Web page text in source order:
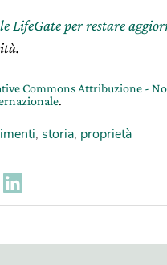
LifeGate per restare
Commons Attribuzione -
.
, storia, proprietà